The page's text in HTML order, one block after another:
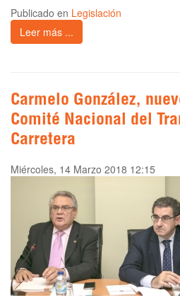
Publicado en Legislación
Leer más ...
Carmelo González,
Comité Nacional del
Carretera
Miércoles, 14 Marzo 2018 12:15